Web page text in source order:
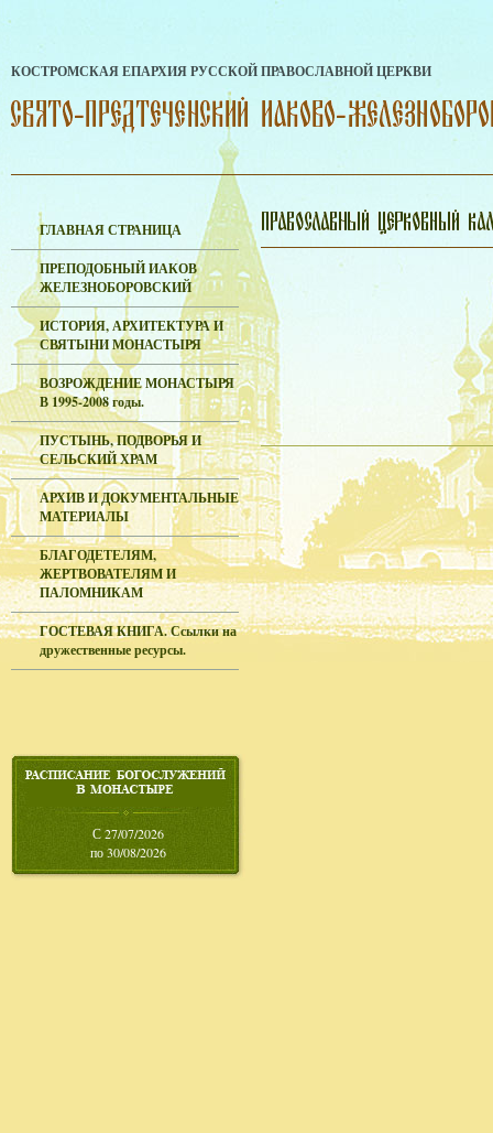
КОСТРОМСКАЯ ЕПАРХИЯ РУССКОЙ ПРАВОСЛАВНОЙ ЦЕРКВИ
ГЛАВНАЯ СТРАНИЦА
ПРЕПОДОБНЫЙ ИАКОВ
ЖЕЛЕЗНОБОРОВСКИЙ
ИСТОРИЯ, АРХИТЕКТУРА И
СВЯТЫНИ МОНАСТЫРЯ
ВОЗРОЖДЕНИЕ МОНАСТЫРЯ
В 1995-2008 годы.
ПУСТЫНЬ, ПОДВОРЬЯ И
СЕЛЬСКИЙ ХРАМ
АРХИВ И ДОКУМЕНТАЛЬНЫЕ
МАТЕРИАЛЫ
БЛАГОДЕТЕЛЯМ,
ЖЕРТВОВАТЕЛЯМ И
ПАЛОМНИКАМ
ГОСТЕВАЯ КНИГА. Ссылки на
дружественные ресурсы.
С 27/07/2026
по 30/08/2026